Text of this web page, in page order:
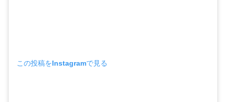
この投稿をInstagramで見る